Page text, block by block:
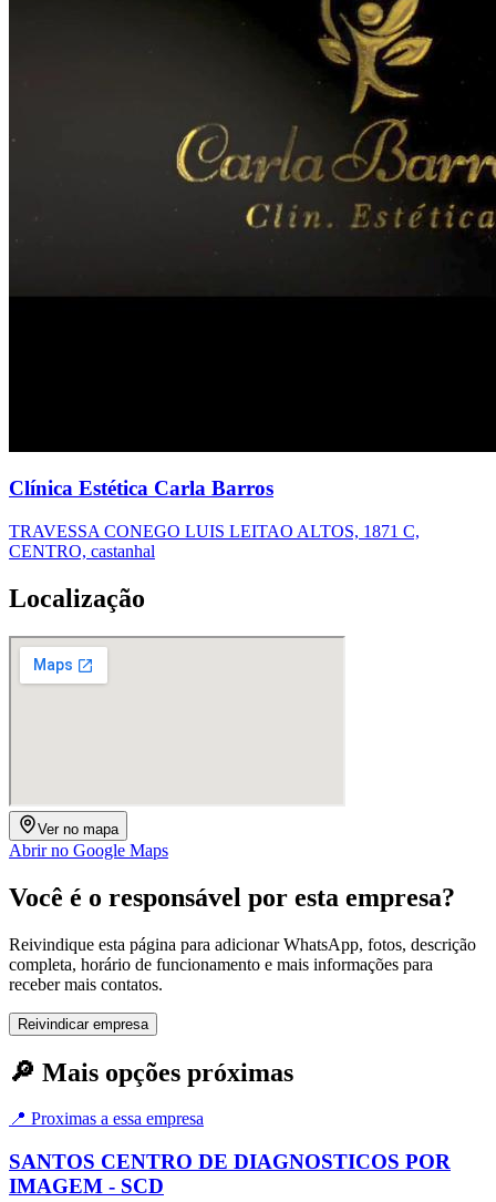
Clínica Estética Carla Barros
TRAVESSA CONEGO LUIS LEITAO ALTOS, 1871 C,
CENTRO, castanhal
Localização
Ver no mapa
Abrir no Google Maps
Você é o responsável por esta empresa?
Reivindique esta página para adicionar WhatsApp, fotos, descrição
completa, horário de funcionamento e mais informações para
receber mais contatos.
Reivindicar empresa
🔎 Mais opções próximas
📍 Proximas a essa empresa
SANTOS CENTRO DE DIAGNOSTICOS POR
IMAGEM - SCD